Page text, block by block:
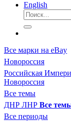
English
Все марки на eBay
Новороссия
Российская
Новороссия
Все темы
ДНР ЛНР Все
Все периоды